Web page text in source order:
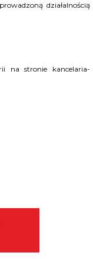
działalnością
na stronie kancelaria-